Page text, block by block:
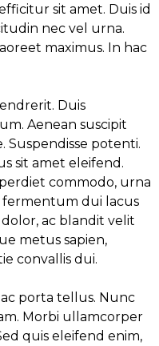
sit amet. Duis id
nec vel urna.
maximus. In hac
Duis
Aenean suscipit
Suspendisse potenti.
sit amet eleifend.
commodo, urna
fermentum dui lacus
ac blandit velit
metus sapien,
convallis dui.
ac porta tellus. Nunc
Morbi ullamcorper
quis eleifend enim,